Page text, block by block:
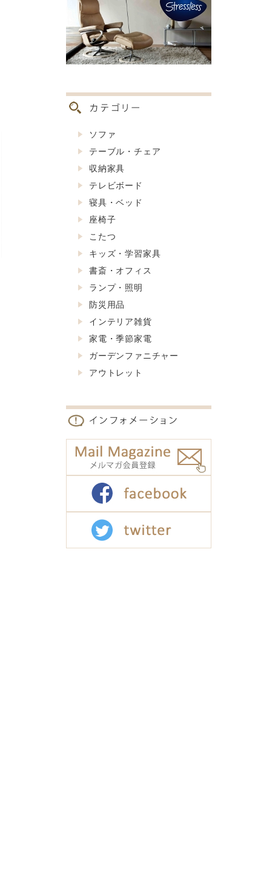
ソファ
テーブル・チェア
収納家具
テレビボード
寝具・ベッド
座椅子
こたつ
キッズ・学習家具
書斎・オフィス
ランプ・照明
防災用品
インテリア雑貨
家電・季節家電
ガーデンファニチャー
アウトレット